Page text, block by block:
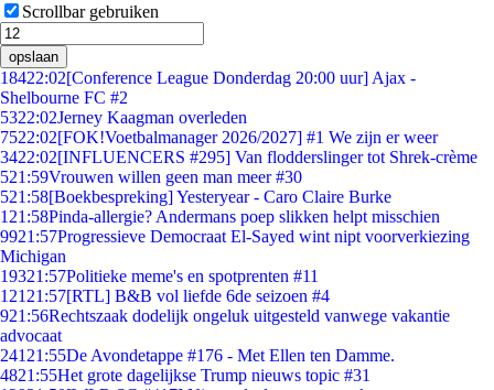
Scrollbar gebruiken
opslaan
18422:02[Conference League Donderdag 20:00 uur] Ajax -
Shelbourne FC #2
5322:02Jerney Kaagman overleden
7522:02[FOK!Voetbalmanager 2026/2027] #1 We zijn er weer
3422:02[INFLUENCERS #295] Van flodderslinger tot Shrek-crème
521:59Vrouwen willen geen man meer #30
521:58[Boekbespreking] Yesteryear - Caro Claire Burke
1 21:58Pinda-allergie? Andermans poep slikken helpt misschien
9921:57Progressieve Democraat El-Sayed wint nipt voorverkiezing
Michigan
19321:57Politieke meme's en spotprenten #11
121 21:57[RTL] B&B vol liefde 6de seizoen #4
921:56Rechtszaak dodelijk ongeluk uitgesteld vanwege vakantie
advocaat
241 21:55De Avondetappe #176 - Met Ellen ten Damme.
4821:55Het grote dagelijkse Trump nieuws topic #31